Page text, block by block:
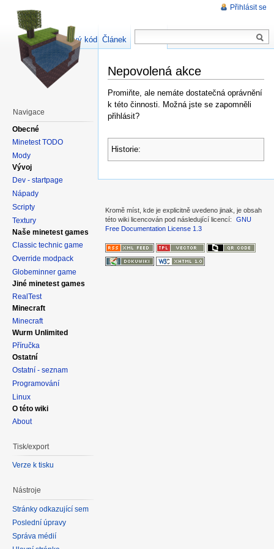
Nepovolená akce
Promiňte, ale nemáte dostatečná oprávnění
k této činnosti. Možná jste se zapomněli
přihlásit?
Historie:
Přihlásit se
Článek
Zdrojový kód stránky
Navigace
Obecné
Minetest TODO
Mody
Vývoj
Dev - startpage
Nápady
Scripty
Textury
Naše minetest games
Classic technic game
Override modpack
Globeminner game
Jiné minetest games
RealTest
Minecraft
Minecraft
Wurm Unlimited
Příručka
Ostatní
Ostatní - seznam
Programování
Linux
O této wiki
About
Tisk/export
Verze k tisku
Nástroje
Stránky odkazující sem
Poslední úpravy
Správa médií
Kromě míst, kde je explicitně uvedeno jinak, je obsah
této wiki licencován pod následující licencí:
GNU
Free Documentation License 1.3